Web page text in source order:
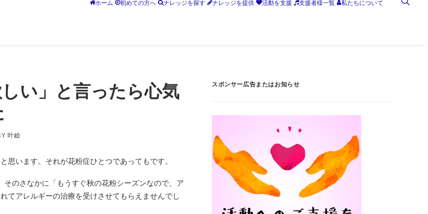
ホーム 初めての方へ ナレッジを探す ナレッジを提供 活動を支援 支援者様一覧 私たちについて
い」と言ったら心気
叶絵
思います。それが花粉症ひとつであってもです。
のさなかに「もうすぐ秋の花粉シーズンなので、ア
てアレルギーの治療を受けさせてもらえませんでし
スポンサー広告またはお知らせ